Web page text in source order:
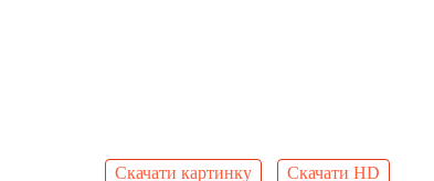
Скачати картинку Скачати HD